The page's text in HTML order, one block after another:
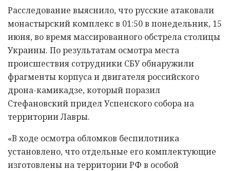
Расследование выяснило, что русские атаковали
монастырский комплекс в 01:50 в понедельник, 15
июня, во время массированного обстрела столицы
Украины. По результатам осмотра места
происшествия сотрудники СБУ обнаружили
фрагменты корпуса и двигателя российского
дрона-камикадзе, который поразил
Стефановский придел Успенского собора на
территории Лавры.
«В ходе осмотра обломков беспилотника
установлено, что отдельные его комплектующие
изготовлены на территории РФ в особой